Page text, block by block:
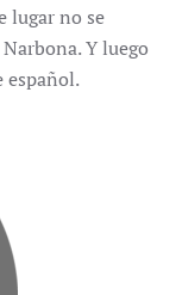
lugar no se
Y luego
español.